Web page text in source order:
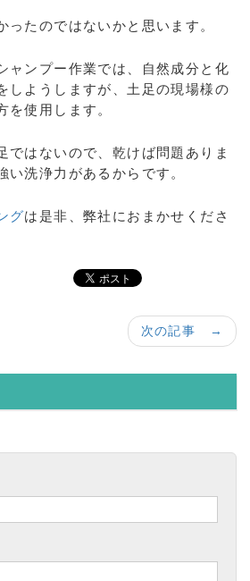
ったのではないかと思います。
ャンプー作業では、自然成分と化
しようしますが、土足の現場様の
を使用します。
ではないので、乾けば問題ありま
い洗浄力があるからです。
グは是非、弊社におまかせくださ
次の記事 →